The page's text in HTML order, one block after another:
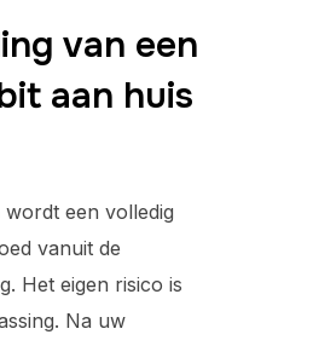
van een
aan huis
een volledig
vanuit de
Het eigen risico is
Na uw